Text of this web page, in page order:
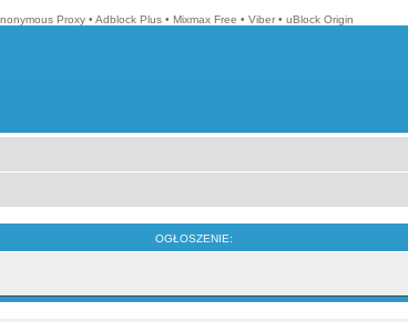
Proxy • Adblock Plus • Mixmax Free • Viber • uBlock Origin
OGŁOSZENIE: